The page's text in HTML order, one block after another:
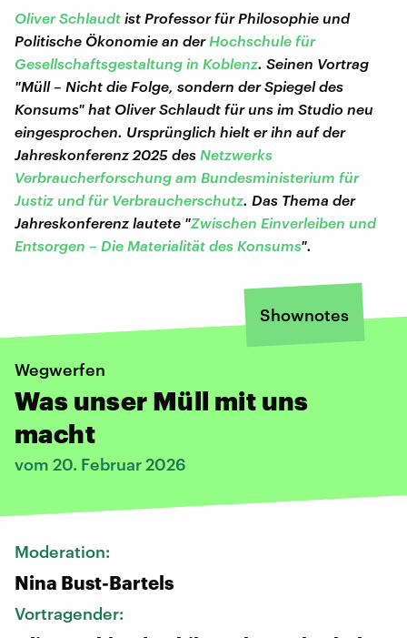
Oliver Schlaudt ist Professor für Philosophie und
Politische Ökonomie an der Hochschule für
Gesellschaftsgestaltung in Koblenz. Seinen Vortrag
"Müll – Nicht die Folge, sondern der Spiegel des
Konsums" hat Oliver Schlaudt für uns im Studio neu
eingesprochen. Ursprünglich hielt er ihn auf der
Jahreskonferenz 2025 des Netzwerks
Verbraucherforschung am Bundesministerium für
Justiz und für Verbraucherschutz. Das Thema der
Jahreskonferenz lautete "Zwischen Einverleiben und
Entsorgen – Die Materialität des Konsums".
Shownotes
Wegwerfen
Was unser Müll mit uns
macht
vom 20. Februar 2026
Moderation:
Nina Bust-Bartels
Vortragender: